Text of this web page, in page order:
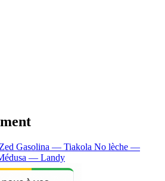
Gasolina — Tiakola No lèche —
— Landy